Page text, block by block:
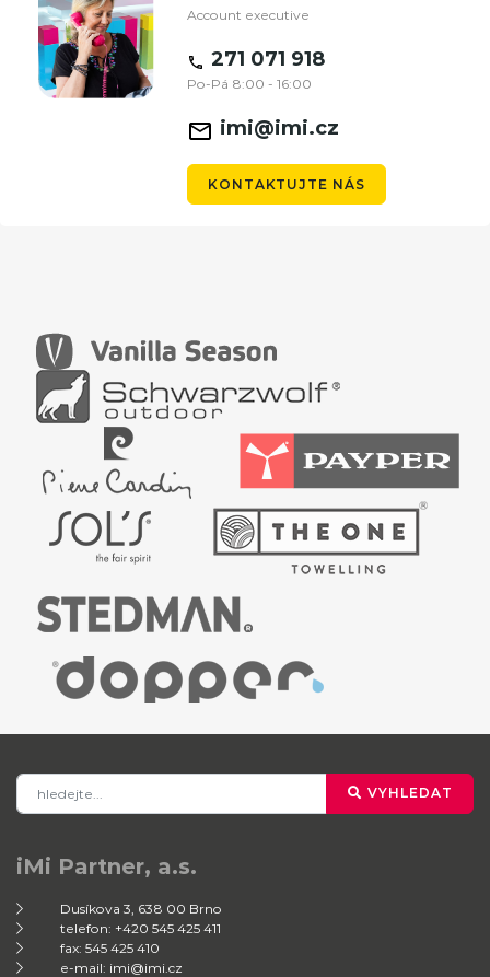
Account executive
271 071 918
Po-Pá 8:00 - 16:00
imi@imi.cz
KONTAKTUJTE NÁS
VYHLEDAT
iMi Partner, a.s.
Dusíkova 3, 638 00 Brno
telefon: +420 545 425 411
fax: 545 425 410
e-mail: imi@imi.cz